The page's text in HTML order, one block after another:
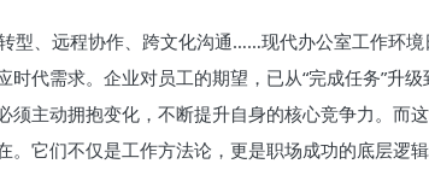
型、远程协作、跨文化沟通……现代办公室工作环
时代需求。企业对员工的期望，已从“完成任务”升
须主动拥抱变化，不断提升自身的核心竞争力。而
。它们不仅是工作方法论，更是职场成功的底层逻辑